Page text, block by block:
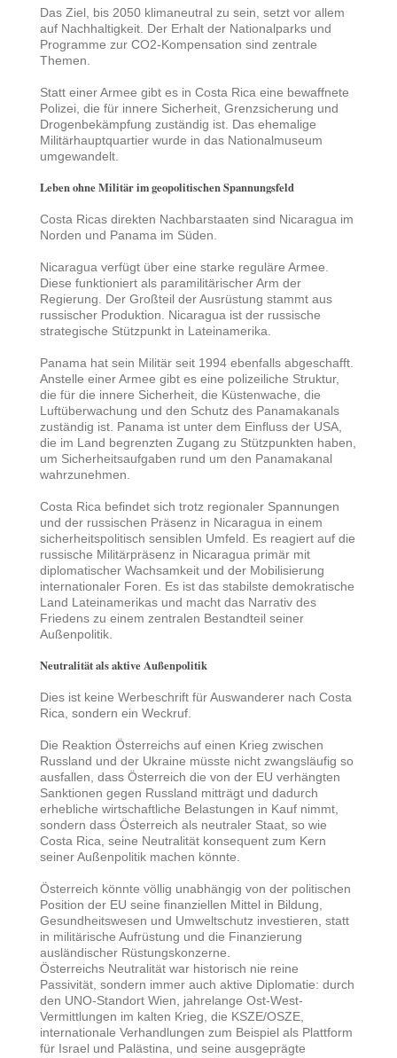
Das Ziel, bis 2050 klimaneutral zu sein, setzt vor allem
auf Nachhaltigkeit. Der Erhalt der Nationalparks und
Programme zur CO2-Kompensation sind zentrale
Themen.
Statt einer Armee gibt es in Costa Rica eine bewaffnete
Polizei, die für innere Sicherheit, Grenzsicherung und
Drogenbekämpfung zuständig ist. Das ehemalige
Militärhauptquartier wurde in das Nationalmuseum
umgewandelt.
Leben ohne Militär im geopolitischen Spannungsfeld
Costa Ricas direkten Nachbarstaaten sind Nicaragua im
Norden und Panama im Süden.
Nicaragua verfügt über eine starke reguläre Armee.
Diese funktioniert als paramilitärischer Arm der
Regierung. Der Großteil der Ausrüstung stammt aus
russischer Produktion. Nicaragua ist der russische
strategische Stützpunkt in Lateinamerika.
Panama hat sein Militär seit 1994 ebenfalls abgeschafft.
Anstelle einer Armee gibt es eine polizeiliche Struktur,
die für die innere Sicherheit, die Küstenwache, die
Luftüberwachung und den Schutz des Panamakanals
zuständig ist. Panama ist unter dem Einfluss der USA,
die im Land begrenzten Zugang zu Stützpunkten haben,
um Sicherheitsaufgaben rund um den Panamakanal
wahrzunehmen.
Costa Rica befindet sich trotz regionaler Spannungen
und der russischen Präsenz in Nicaragua in einem
sicherheitspolitisch sensiblen Umfeld. Es reagiert auf die
russische Militärpräsenz in Nicaragua primär mit
diplomatischer Wachsamkeit und der Mobilisierung
internationaler Foren. Es ist das stabilste demokratische
Land Lateinamerikas und macht das Narrativ des
Friedens zu einem zentralen Bestandteil seiner
Außenpolitik.
Neutralität als aktive Außenpolitik
Dies ist keine Werbeschrift für Auswanderer nach Costa
Rica, sondern ein Weckruf.
Die Reaktion Österreichs auf einen Krieg zwischen
Russland und der Ukraine müsste nicht zwangsläufig so
ausfallen, dass Österreich die von der EU verhängten
Sanktionen gegen Russland mitträgt und dadurch
erhebliche wirtschaftliche Belastungen in Kauf nimmt,
sondern dass Österreich als neutraler Staat, so wie
Costa Rica, seine Neutralität konsequent zum Kern
seiner Außenpolitik machen könnte.
Österreich könnte völlig unabhängig von der politischen
Position der EU seine finanziellen Mittel in Bildung,
Gesundheitswesen und Umweltschutz investieren, statt
in militärische Aufrüstung und die Finanzierung
ausländischer Rüstungskonzerne.
Österreichs Neutralität war historisch nie reine
Passivität, sondern immer auch aktive Diplomatie: durch
den UNO-Standort Wien, jahrelange Ost-West-
Vermittlungen im kalten Krieg, die KSZE/OSZE,
internationale Verhandlungen zum Beispiel als Plattform
für Israel und Palästina, und seine ausgeprägte